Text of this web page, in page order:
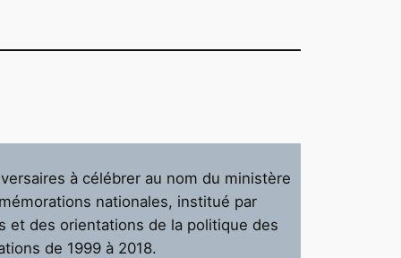
à célébrer au nom du ministère
nationales, institué par
et des orientations de la politique des
de 1999 à 2018.